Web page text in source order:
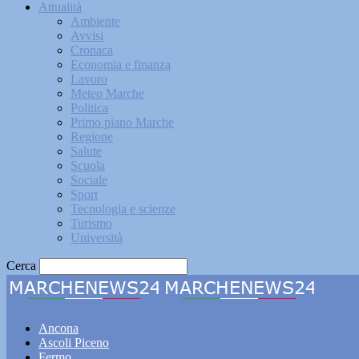
Attualità
Ambiente
Avvisi
Cronaca
Economia e finanza
Lavoro
Meteo Marche
Politica
Primo piano Marche
Regione
Salute
Scuola
Sociale
Sport
Tecnologia e scienze
Turismo
Università
Cerca
Ancona
Ascoli Piceno